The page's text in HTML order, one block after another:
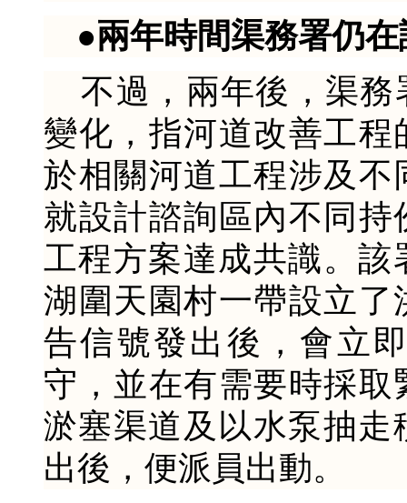
●兩年時間渠務署仍
不過，兩年後，渠務
變化，指河道改善工
於相關河道工程涉及
就設計諮詢區內不同
工程方案達成共識。該
湖圍天園村一帶設立
告信號發出後，會立
守，並在有需要時採
淤塞渠道及以水泵抽走
出後，便派員出動。